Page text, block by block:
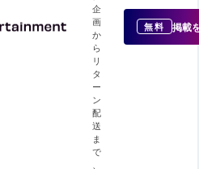
企
画
か
ら
リ
タ
ー
ン
配
送
ま
で
無料 掲載